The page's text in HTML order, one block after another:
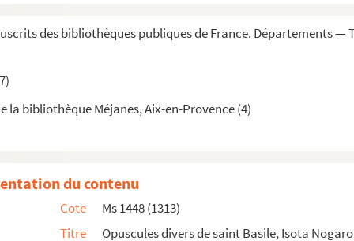
des bibliothèques publiques de France. Départements —
la bibliothèque Méjanes, Aix-en-Provence (4)
Bellemere »
1436 »
Pic de la Mirandole et Léonard l'Arétin
oratione magni Basilii de invidia »
du contenu
Cote
Ms 1448 (1313)
Titre
Opuscules divers de saint Basile, Isota